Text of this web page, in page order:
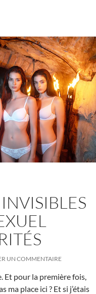
UN COMMENTAIRE
Et pour la première fois,
ma place ici ? Et si j’étais